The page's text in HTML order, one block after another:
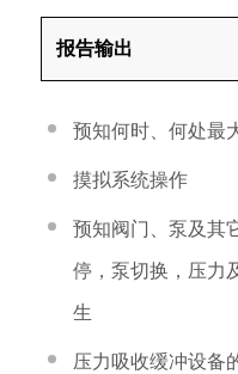
报告输出
预知何时、何处最
摸拟系统操作
预知阀门、泵及其
停，泵切换，压力
生
压力吸收缓冲设备